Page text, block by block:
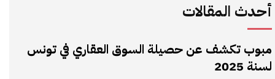
أحدث المقالات
مبوب تكشف عن حصيلة السوق العقاري في تونس
لسنة 2025